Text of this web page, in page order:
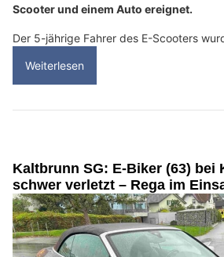
Scooter und einem Auto ereignet.
Der 5-jährige Fahrer des E-Scooters
Weiterlesen
Kaltbrunn SG: E-Biker (63)
schwer verletzt – Rega im